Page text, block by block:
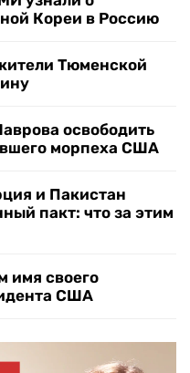
Кореи в Россию
Тюменской
освободить
морпеха США
и Пакистан
пакт: что за этим
имя своего
США